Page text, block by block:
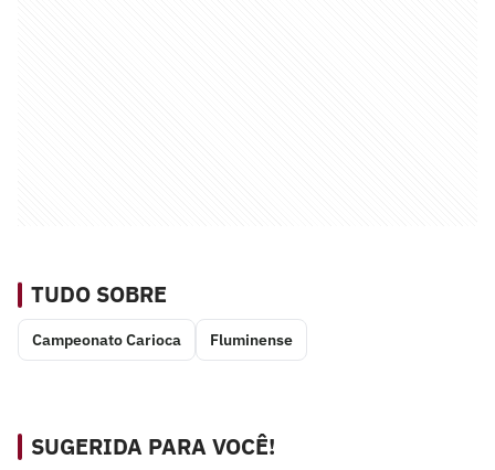
TUDO SOBRE
Campeonato Carioca Fluminense
SUGERIDA PARA VOCÊ!